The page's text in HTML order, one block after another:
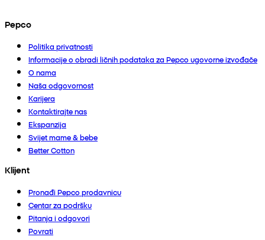
Pepco
Politika privatnosti
Informacije o obradi ličnih podataka za Pepco ugovorne izvođače
O nama
Naša odgovornost
Karijera
Kontaktirajte nas
Ekspanzija
Svijet mame & bebe
Better Cotton
Klijent
Pronađi Pepco prodavnicu
Centar za podršku
Pitanja i odgovori
Povrati